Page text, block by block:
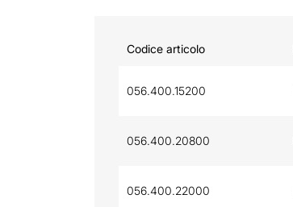
Codice articolo
056.400.15200
056.400.20800
056.400.22000